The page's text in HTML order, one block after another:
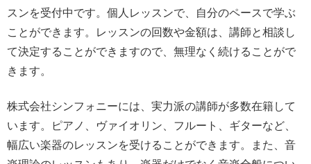
スンを受付中です。個人レッスンで、自分のペースで学ぶ
ことができます。レッスンの回数や金額は、講師と相談し
て決定することができますので、無理なく続けることがで
きます。
株式会社シンフォニーには、実力派の講師が多数在籍して
います。ピアノ、ヴァイオリン、フルート、ギターなど、
幅広い楽器のレッスンを受けることができます。また、音